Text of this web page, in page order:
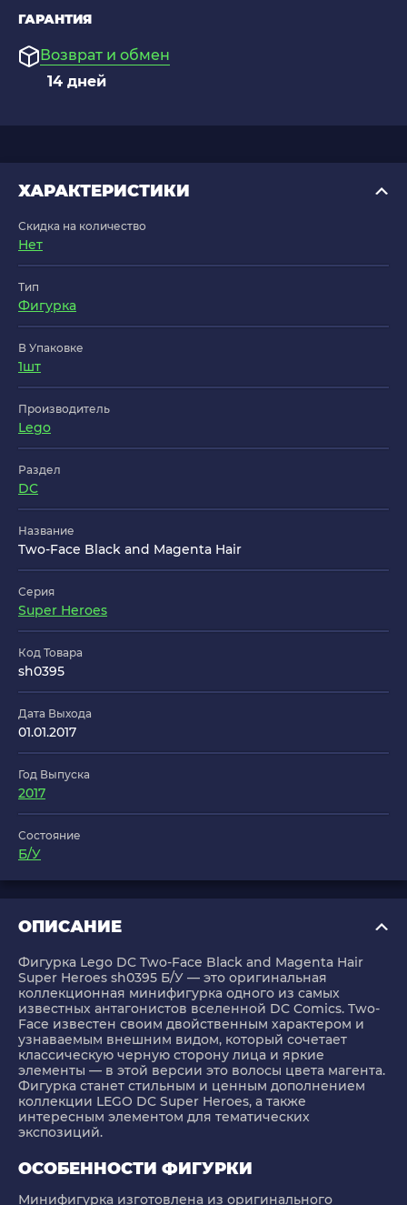
ГАРАНТИЯ
Возврат и обмен
14 дней
ХАРАКТЕРИСТИКИ
Скидка на количество
Нет
Тип
Фигурка
В Упаковке
1шт
Производитель
Lego
Раздел
DC
Название
Two-Face Black and Magenta Hair
Серия
Super Heroes
Код Товара
sh0395
Дата Выхода
01.01.2017
Год Выпуска
2017
Состояние
Б/У
ОПИСАНИЕ
Фигурка Lego DC Two-Face Black and Magenta Hair
Super Heroes sh0395 Б/У — это оригинальная
коллекционная минифигурка одного из самых
известных антагонистов вселенной DC Comics. Two-
Face известен своим двойственным характером и
узнаваемым внешним видом, который сочетает
классическую черную сторону лица и яркие
элементы — в этой версии это волосы цвета магента.
Фигурка станет стильным и ценным дополнением
коллекции LEGO DC Super Heroes, а также
интересным элементом для тематических
экспозиций.
ОСОБЕННОСТИ ФИГУРКИ
Минифигурка изготовлена из оригинального